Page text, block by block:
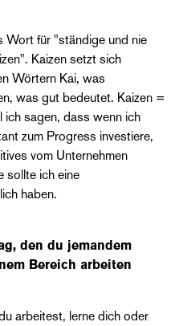
Wort für "ständige und nie
Kaizen setzt sich
Wörtern Kai, was
was gut bedeutet. Kaizen =
ich sagen, dass wenn ich
zum Progress investiere,
vom Unternehmen
sollte ich eine
haben.
den du jemandem
Bereich arbeiten
arbeitest, lerne dich oder